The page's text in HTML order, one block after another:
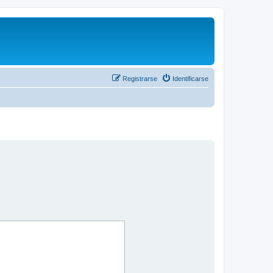
Identificarse
Registrarse